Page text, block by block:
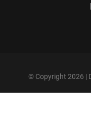
© Copyright 2026 |